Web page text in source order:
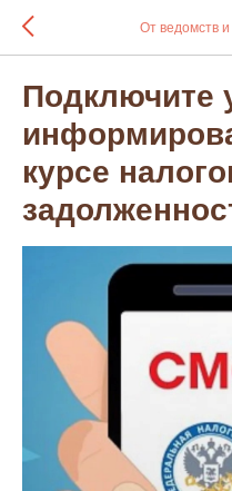
От ведомств и
Подключите
курсе